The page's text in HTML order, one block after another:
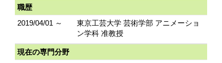
職歴
2019/04/01 ～
東京工芸大学 芸術学部 アニメーショ
ン学科 准教授
現在の専門分野